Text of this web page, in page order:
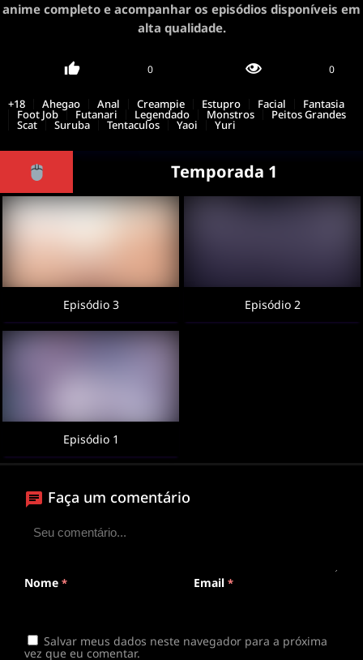
anime completo e acompanhar os episódios disponíveis em
alta qualidade.
0 0
+18 Ahegao Anal Creampie Estupro Facial Fantasia
Foot Job Futanari Legendado Monstros Peitos Grandes
Scat Suruba Tentaculos Yaoi Yuri
Temporada 1
Episódio 3 Episódio 2
Episódio 1
Faça um comentário
Nome * Email *
Salvar meus dados neste navegador para a próxima
vez que eu comentar.